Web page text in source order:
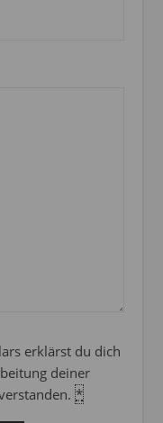
erklärst du dich
deiner
*